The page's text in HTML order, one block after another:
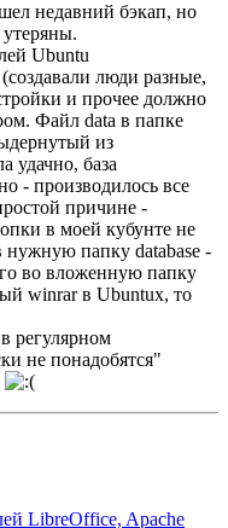
недавний бэкап, но
утеряны.
Ubuntu
люди разные,
и прочее должно
Файл data в папке
из
удачно, база
- производилось все
причине -
в моей кубунте не
папку database -
во вложенную папку
winrar в Ubuntuх, то
регулярном
не понадобятся"
LibreOffice, Apache